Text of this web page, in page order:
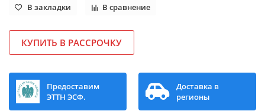
В закладки В сравнение
КУПИТЬ В РАССРОЧКУ
Предоставим
ЭТТН ЭСФ.
Доставка в
регионы